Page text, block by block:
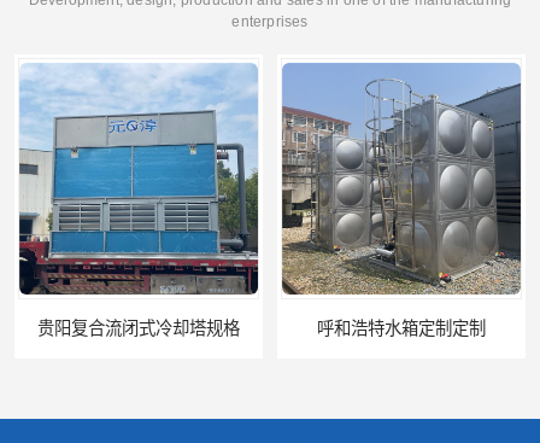
enterprises
呼和浩特水箱定制定制